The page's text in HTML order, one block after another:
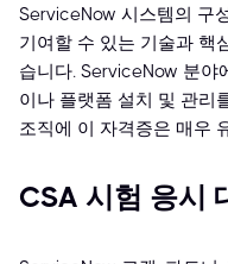
ServiceNow 시스템의 구
기여할 수 있는 기술과 핵
습니다. ServiceNow 분야
이나 플랫폼 설치 및 관리
조직에 이 자격증은 매우
CSA 시험 응시